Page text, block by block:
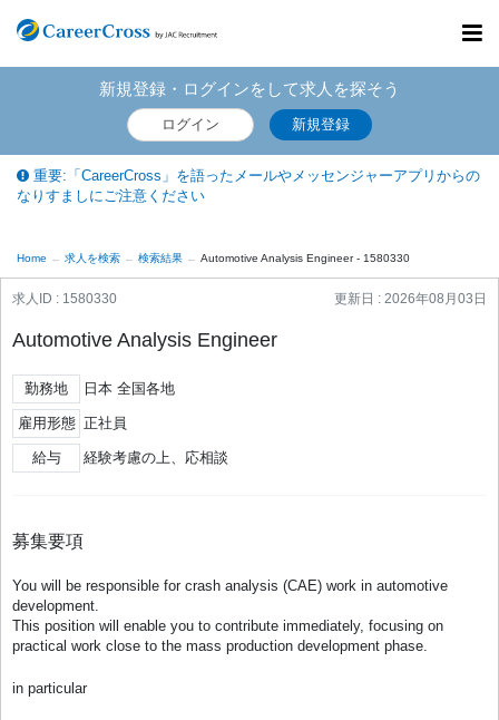
新規登録・ログインをして求人を探そう
ログイン 新規登録
重要:「CareerCross」を語ったメールやメッセンジャーアプリからの
なりすましにご注意ください
Home 求人を検索 検索結果 Automotive Analysis Engineer - 1580330
求人ID : 1580330 更新日 : 2026年08月03日
Automotive Analysis Engineer
勤務地 日本 全国各地
雇用形態 正社員
給与 経験考慮の上、応相談
募集要項
You will be responsible for crash analysis (CAE) work in automotive
development.
This position will enable you to contribute immediately, focusing on
practical work close to the mass production development phase.
in particular